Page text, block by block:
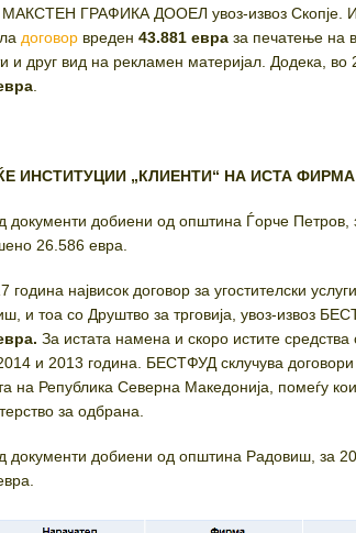
МАКСТЕН ГРАФИКА ДООЕЛ увоз-извоз Скопје.
договор вреден43.881 евра за печатење на
и друг вид на рекламен материјал. Додека, во
ИНСТИТУЦИИ „КЛИЕНТИ“ НА ИСТА ФИРМА
документи добиени од општина Ѓорче Петров,
26.586 евра.
година највисок договор за угостителски
и тоа со Друштво за трговија, увоз-извоз
За истата намена и скоро истите
и 2013 година. БЕСТФУД склучува
на Република Северна Македонија, помеѓу
за одбрана.
документи добиени од општина Радовиш, за